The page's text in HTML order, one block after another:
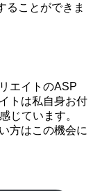
ることができま
エイトのASP
トは私自身お付
じています。
方はこの機会に